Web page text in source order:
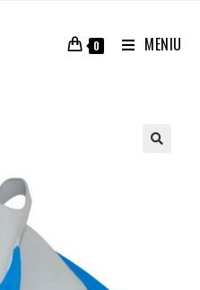
0 MENIU